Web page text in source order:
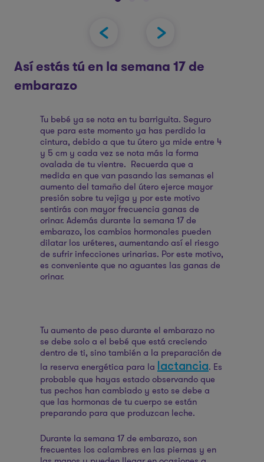
Así estás tú en la semana 17 de
embarazo
Tu bebé ya se nota en tu barriguita. Seguro
que para este momento ya has perdido la
cintura, debido a que tu útero ya mide entre 4
y 5 cm y cada vez se nota más la forma
ovalada de tu vientre. Recuerda que a
medida en que van pasando las semanas el
aumento del tamaño del útero ejerce mayor
presión sobre tu vejiga y por este motivo
sentirás con mayor frecuencia ganas de
orinar. Además durante la semana 17 de
embarazo, los cambios hormonales pueden
dilatar los uréteres, aumentando así el riesgo
de sufrir infecciones urinarias. Por este motivo,
es conveniente que no aguantes las ganas de
orinar.
Tu aumento de peso durante el embarazo no
se debe solo a el bebé que está creciendo
dentro de ti, sino también a la preparación de
la reserva energética para la lactancia. Es
probable que hayas estado observando que
tus pechos han cambiado y esto se debe a
que las hormonas de tu cuerpo se están
preparando para que produzcan leche.
Durante la semana 17 de embarazo, son
frecuentes los calambres en las piernas y en